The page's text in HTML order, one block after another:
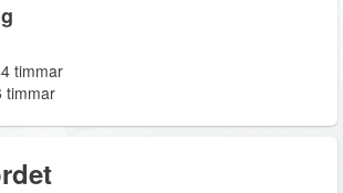
timmar
timmar